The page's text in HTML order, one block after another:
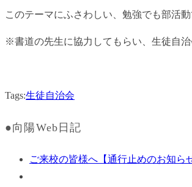
このテーマにふさわしい、勉強でも部活
※書道の先生に協力してもらい、生徒自
Tags:生徒自治会
●向陽Web日記
ご来校の皆様へ【通行止めのお知ら